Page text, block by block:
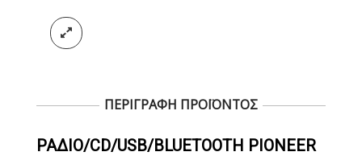
ΠΕΡΙΓΡΑΦΗ ΠΡΟΪΟΝΤΟΣ
ΡΆΔΙΟ/CD/USB/BLUETOOTH PIONEER